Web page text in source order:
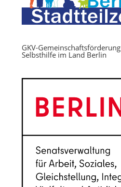
GKV-Gemeinschaftsförderung
Selbsthilfe im Land Berlin